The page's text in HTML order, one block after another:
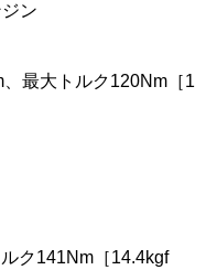
ン
最大トルク120Nm［1
ク141Nm［14.4kgf